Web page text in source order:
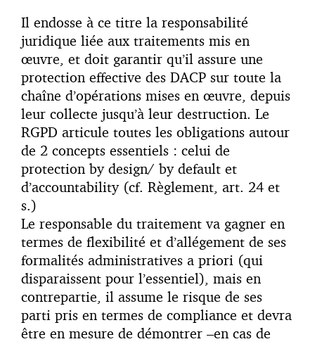
Il endosse à ce titre la responsabilité
juridique liée aux traitements mis en
œuvre, et doit garantir qu’il assure une
protection effective des DACP sur toute la
chaîne d’opérations mises en œuvre, depuis
leur collecte jusqu’à leur destruction. Le
RGPD articule toutes les obligations autour
de 2 concepts essentiels : celui de
protection by design/ by default et
d’accountability (cf. Règlement, art. 24 et
s.)
Le responsable du traitement va gagner en
termes de flexibilité et d’allégement de ses
formalités administratives a priori (qui
disparaissent pour l’essentiel), mais en
contrepartie, il assume le risque de ses
parti pris en termes de compliance et devra
être en mesure de démontrer –en cas de